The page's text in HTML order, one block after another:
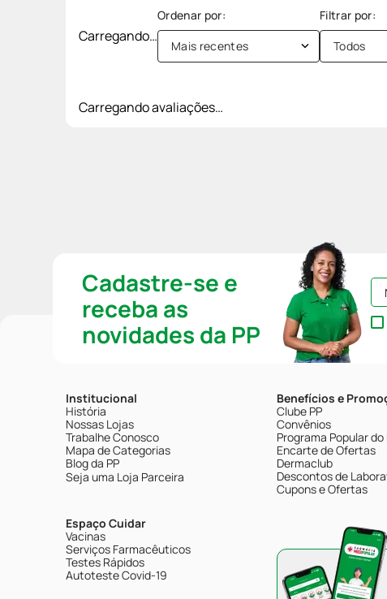
Carregando…
Mais recentes Todos
Carregando avaliações…
Cadastre-se e
receba as
novidades da PP
Institucional
História
Nossas Lojas
Trabalhe Conosco
Mapa de Categorias
Blog da PP
Seja uma Loja Parceira
Espaço Cuidar
Vacinas
Serviços Farmacêuticos
Testes Rápidos
Autoteste Covid-19
Benefícios e
Clube PP
Convênios
Programa Popular do
Encarte de Ofertas
Dermaclub
Descontos de
Cupons e Ofertas